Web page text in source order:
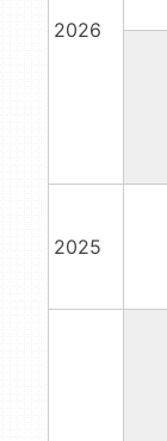
2026
2025